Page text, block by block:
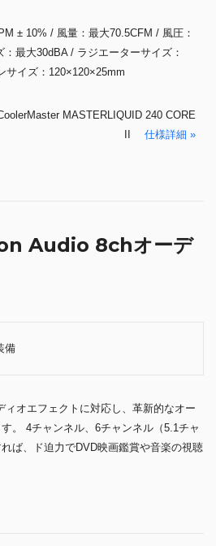
± 10% / 風量：最大70.5CFM / 風圧：
最大30dBA / ラジエーターサイズ：
サイズ：120×120×25mm
MASTERLIQUID 240 CORE
II 仕様詳細 »
Audio 8chオーデ
備
ィオエフェクトに対応し、革新的なオー
。 4チャンネル、6チャンネル（5.1チャ
ば、ド迫力でDVD映画鑑賞や音楽の視聴